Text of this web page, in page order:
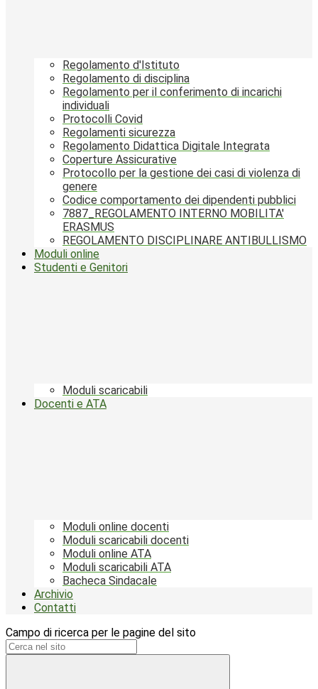
Regolamento d'Istituto
Regolamento di disciplina
Regolamento per il conferimento di incarichi
individuali
Protocolli Covid
Regolamenti sicurezza
Regolamento Didattica Digitale Integrata
Coperture Assicurative
Protocollo per la gestione dei casi di violenza di
genere
Codice comportamento dei dipendenti pubblici
7887_REGOLAMENTO INTERNO MOBILITA'
ERASMUS
REGOLAMENTO DISCIPLINARE ANTIBULLISMO
Moduli online
Studenti e Genitori
Moduli scaricabili
Docenti e ATA
Moduli online docenti
Moduli scaricabili docenti
Moduli online ATA
Moduli scaricabili ATA
Bacheca Sindacale
Archivio
Contatti
Campo di ricerca per le pagine del sito